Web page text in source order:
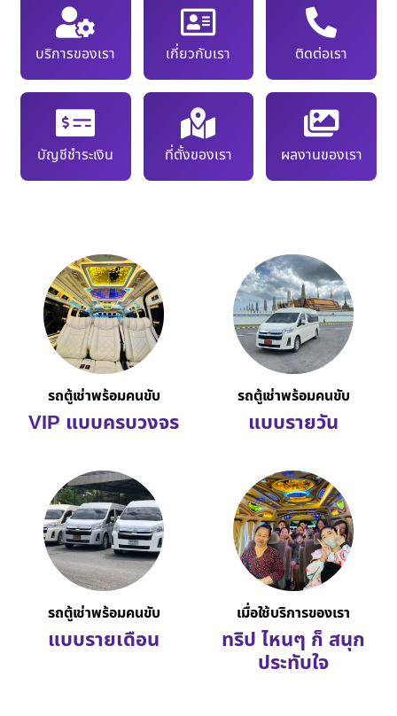
บริการของเรา เกี่ยวกับเรา ติดต่อเรา
บัญชีชำระเงิน ที่ตั้งของเรา ผลงานของเรา
รถตู้เช่าพร้อมคนขับ
VIP แบบครบวงจร
รถตู้เช่าพร้อมคนขับ
แบบรายวัน
รถตู้เช่าพร้อมคนขับ
แบบรายเดือน
เมื่อใช้บริการของเรา
ทริป ไหนๆ ก็ สนุก
ประทับใจ